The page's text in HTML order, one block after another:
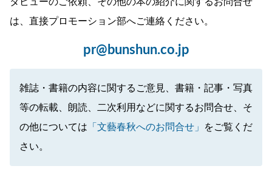
タビューのご依頼、その他の本の紹介に関するお問合せ
は、直接プロモーション部へご連絡ください。
pr@bunshun.co.jp
雑誌・書籍の内容に関するご意見、書籍・記事・写真
等の転載、朗読、二次利用などに関するお問合せ、そ
の他については 「文藝春秋へのお問合せ」
をご覧くだ
さい。